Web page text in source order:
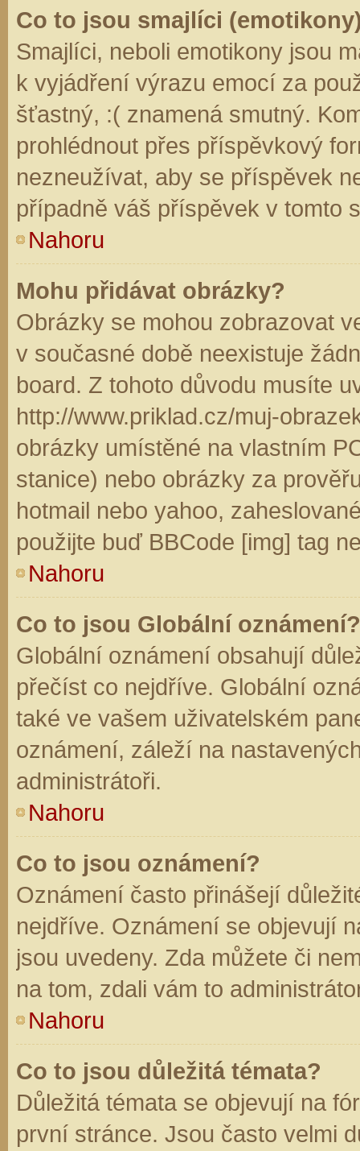
Co to jsou smajlíci
Smajlíci, neboli emotikony jsou
k vyjádření výrazu emocí za
šťastný, :( znamená smutný.
prohlédnout přes příspěvkový
nezneužívat, aby se příspěvek
případně váš příspěvek v tomto
Nahoru
Mohu přidávat obrázky?
Obrázky se mohou zobrazovat
v současné době neexistuje
board. Z tohoto důvodu musíte
http://www.priklad.cz/muj-
obrázky umístěné na vlastním
stanice) nebo obrázky za
hotmail nebo yahoo,
použijte buď BBCode [img] tag
Nahoru
Co to jsou Globální oznámení?
Globální oznámení obsahují
přečíst co nejdříve. Globální
také ve vašem uživatelském
oznámení, záleží na
administrátoři.
Nahoru
Co to jsou oznámení?
Oznámení často přinášejí
nejdříve. Oznámení se objevují
jsou uvedeny. Zda můžete či
na tom, zdali vám to
Nahoru
Co to jsou důležitá témata?
Důležitá témata se objevují na
první stránce. Jsou často velmi